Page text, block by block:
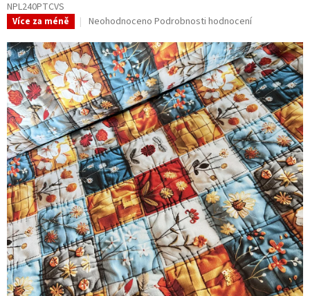
NPL240PTCVS
Více za méně
Průměrné
produktu
je
0,0
z
5
hvězdiček.
Neohodnoceno Podrobnosti hodnocení